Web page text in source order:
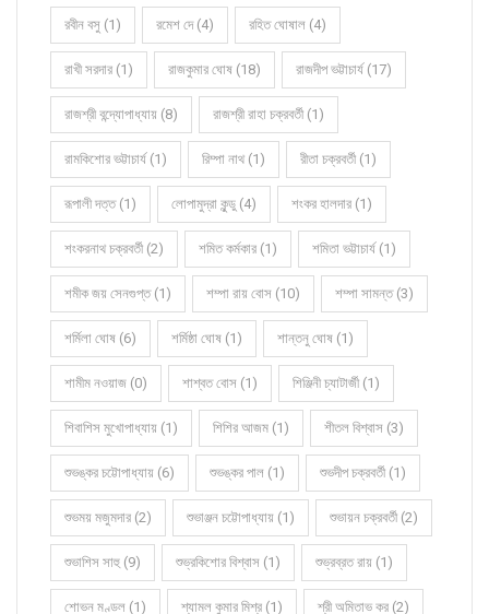
রবীন বসু (1) রমেশ দে (4) রহিত ঘোষাল (4)
রাখী সরদার (1) রাজকুমার ঘোষ (18) রাজদীপ ভট্টাচার্য (17)
রাজশ্রী বন্দ্যোপাধ্যায় (8) রাজশ্রী রাহা চক্রবর্তী (1)
রামকিশোর ভট্টাচার্য (1) রিম্পা নাথ (1) রীতা চক্রবর্তী (1)
রূপালী দত্ত (1) লোপামুদ্রা কুন্ডু (4) শংকর হালদার (1)
শংকরনাথ চক্রবর্তী (2) শমিত কর্মকার (1) শমিতা ভট্টাচার্য (1)
শমীক জয় সেনগুপ্ত (1) শম্পা রায় বোস (10) শম্পা সামন্ত (3)
শর্মিলা ঘোষ (6) শর্মিষ্ঠা ঘোষ (1) শান্তনু ঘোষ (1)
শামীম নওয়াজ (0) শাশ্বত বোস (1) শিঞ্জিনী চ্যাটার্জী (1)
শিবাশিস মুখোপাধ্যায় (1) শিশির আজম (1) শীতল বিশ্বাস (3)
শুভঙ্কর চট্টোপাধ্যায় (6) শুভঙ্কর পাল (1) শুভদীপ চক্রবর্তী (1)
শুভময় মজুমদার (2) শুভাঞ্জন চট্টোপাধ্যায় (1) শুভায়ন চক্রবর্তী (2)
শুভাশিস সাহু (9) শুভ্রকিশোর বিশ্বাস (1) শুভ্রব্রত রায় (1)
শোভন মণ্ডল (1) শ্যামল কুমার মিশ্র (1) শ্রী অমিতাভ কর (2)